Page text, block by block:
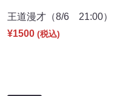
王道漫才（8/6 21:00）
¥1500 (税込)